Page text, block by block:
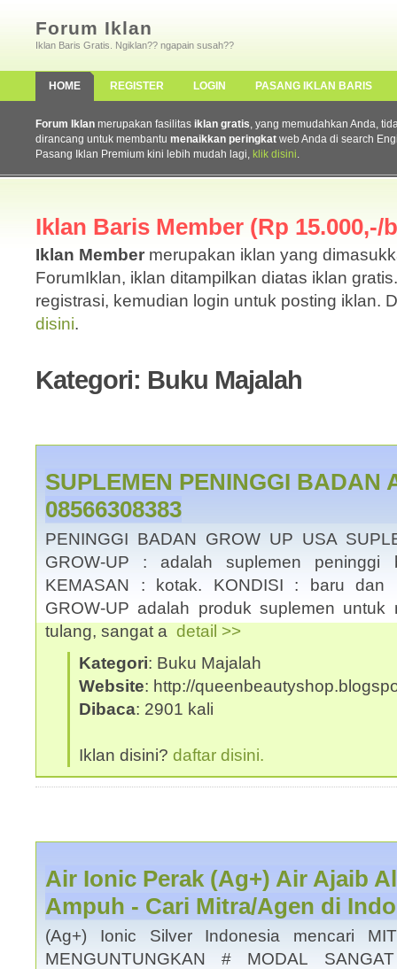
Forum Iklan
Iklan Baris Gratis. Ngiklan?? ngapain susah??
HOME REGISTER LOGIN PASANG IKLAN BARIS
Forum Iklan merupakan fasilitas iklan gratis, yang memudahkan Anda,
dirancang untuk membantu menaikkan peringkat web Anda di search
Pasang Iklan Premium kini lebih mudah lagi, klik disini.
Iklan Baris Member (Rp 15.000,-/
Iklan Member merupakan iklan yang
ForumIklan, iklan ditampilkan diatas iklan
registrasi, kemudian login untuk posting iklan.
disini.
Kategori: Buku Majalah
SUPLEMEN PENINGGI BADAN
08566308383
PENINGGI BADAN GROW UP USA
GROW-UP : adalah suplemen
KEMASAN : kotak. KONDISI : baru dan
GROW-UP adalah produk suplemen untuk
tulang, sangat a detail >>
Kategori: Buku Majalah
Website: http://
Dibaca: 2901 kali
Iklan disini? daftar disini.
Air Ionic Perak (Ag+) Air Ajaib
Ampuh - Cari Mitra/Agen di
(Ag+) Ionic Silver Indonesia mencari
MENGUNTUNGKAN # MODAL